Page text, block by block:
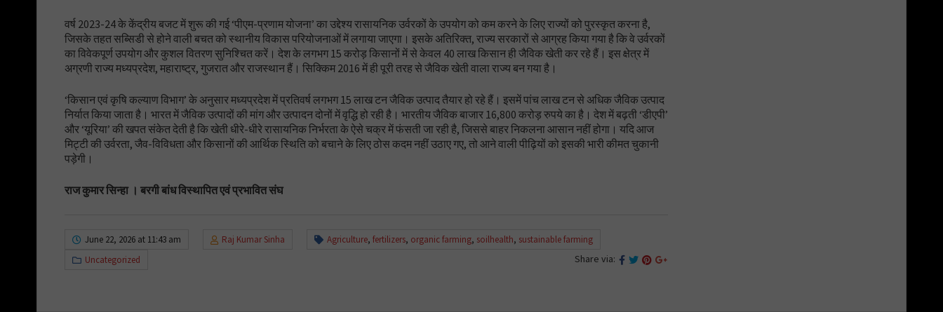
वर्ष 2023-24 के केंद्रीय बजट में शुरू की गई ‘पीएम-प्रणाम योजना’ का उद्देश्य रासायनिक उर्वरकों के उपयोग को कम करने के लिए राज्यों को पुरस्कृत करना है,
जिसके तहत सब्सिडी से होने वाली बचत को स्थानीय विकास परियोजनाओं में लगाया जाएगा। इसके अतिरिक्त, राज्य सरकारों से आग्रह किया गया है कि वे उर्वरकों
का विवेकपूर्ण उपयोग और कुशल वितरण सुनिश्चित करें। देश के लगभग 15 करोड़ किसानों में से केवल 40 लाख किसान ही जैविक खेती कर रहे हैं। इस क्षेत्र में
अग्रणी राज्य मध्यप्रदेश, महाराष्ट्र, गुजरात और राजस्थान हैं। सिक्किम 2016 में ही पूरी तरह से जैविक खेती वाला राज्य बन गया है।
‘किसान एवं कृषि कल्याण विभाग’ के अनुसार मध्यप्रदेश में प्रतिवर्ष लगभग 15 लाख टन जैविक उत्पाद तैयार हो रहे हैं। इसमें पांच लाख टन से अधिक जैविक उत्पाद
निर्यात किया जाता है। भारत में जैविक उत्पादों की मांग और उत्पादन दोनों में वृद्धि हो रही है। भारतीय जैविक बाजार 16,800 करोड़ रुपये का है। देश में बढ़ती ‘डीएपी’
और ‘यूरिया’ की खपत संकेत देती है कि खेती धीरे-धीरे रासायनिक निर्भरता के ऐसे चक्र में फंसती जा रही है, जिससे बाहर निकलना आसान नहीं होगा। यदि आज
मिट्टी की उर्वरता, जैव-विविधता और किसानों की आर्थिक स्थिति को बचाने के लिए ठोस कदम नहीं उठाए गए, तो आने वाली पीढ़ियों को इसकी भारी कीमत चुकानी
पड़ेगी।
राज कुमार सिन्हा । बरगी बांध विस्थापित एवं प्रभावित संघ
June 22, 2026 at 11:43 am Raj Kumar Sinha Agriculture, fertilizers, organic farming, soilhealth, sustainable farming
Uncategorized
Share via: